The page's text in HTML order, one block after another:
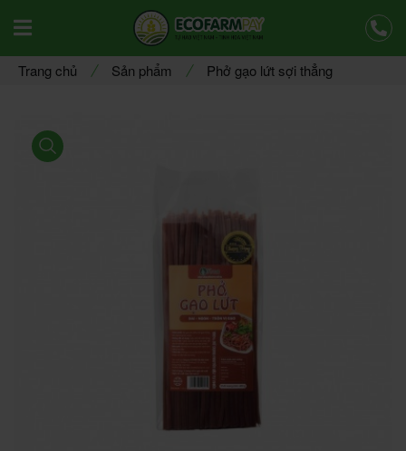
Offcanvas Menu Mobile Open
Trang chủ Sản phẩm Phở gạo lứt sợi thẳng
product view